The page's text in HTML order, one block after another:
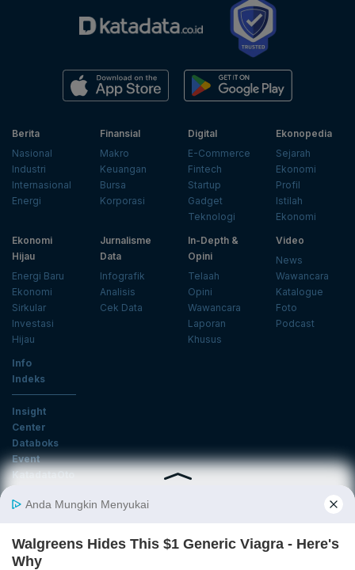
Berita
Nasional
Industri
Internasional
Energi
Finansial
Makro
Keuangan
Bursa
Korporasi
Digital
E-Commerce
Fintech
Startup
Gadget
Teknologi
Ekonopedia
Sejarah
Ekonomi
Profil
Istilah
Ekonomi
Ekonomi
Hijau
Energi Baru
Ekonomi
Sirkular
Investasi
Hijau
Jurnalisme
Data
Infografik
Analisis
Cek Data
In-Depth &
Opini
Telaah
Opini
Wawancara
Laporan
Khusus
Video
News
Wawancara
Katalogue
Foto
Podcast
Info
Indeks
Insight
Center
Databoks
Event
KatadataOto
Email
Daftar